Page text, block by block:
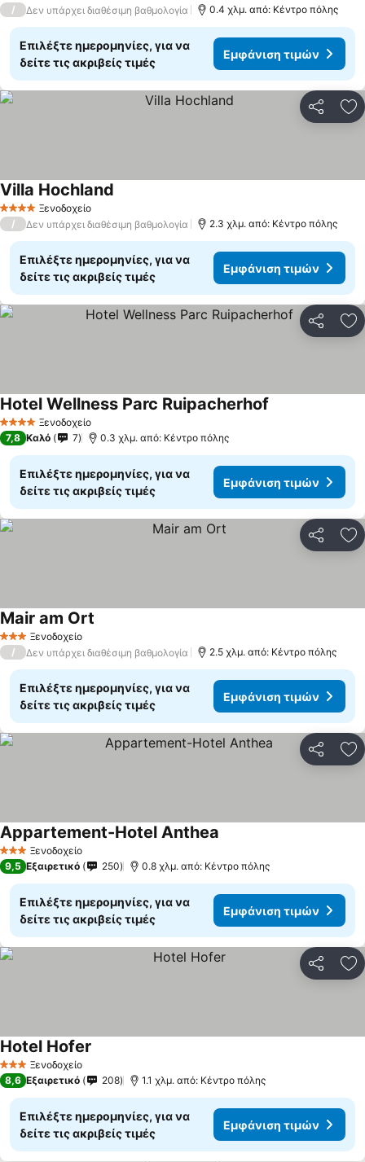
/
Δεν υπάρχει διαθέσιμη βαθμολογία 0.4 χλμ. από: Κέντρο πόλης
Επιλέξτε ημερομηνίες, για να
δείτε τις ακριβείς τιμές
Εμφάνιση τιμών
4 ΑστέριαΞενοδοχείο
Villa Hochland
/ Δεν υπάρχει διαθέσιμη βαθμολογία 2.3 χλμ. από: Κέντρο πόλης
Επιλέξτε ημερομηνίες, για να
δείτε τις ακριβείς τιμές
Εμφάνιση τιμών
4 ΑστέριαΞενοδοχείο
Hotel Wellness Parc Ruipacherhof
7,8 Καλό 7 0.3 χλμ. από: Κέντρο πόλης
Επιλέξτε ημερομηνίες, για να
δείτε τις ακριβείς τιμές
Εμφάνιση τιμών
3 ΑστέριαΞενοδοχείο
Mair am Ort
/ Δεν υπάρχει διαθέσιμη βαθμολογία 2.5 χλμ. από: Κέντρο πόλης
Επιλέξτε ημερομηνίες, για να
δείτε τις ακριβείς τιμές
Εμφάνιση τιμών
3 ΑστέριαΞενοδοχείο
Appartement-Hotel Anthea
9,5 Εξαιρετικό 250 0.8 χλμ. από: Κέντρο πόλης
Επιλέξτε ημερομηνίες, για να
δείτε τις ακριβείς τιμές
Εμφάνιση τιμών
3 ΑστέριαΞενοδοχείο
Hotel Hofer
8,6 Εξαιρετικό 208 1.1 χλμ. από: Κέντρο πόλης
Επιλέξτε ημερομηνίες, για να
δείτε τις ακριβείς τιμές
Εμφάνιση τιμών